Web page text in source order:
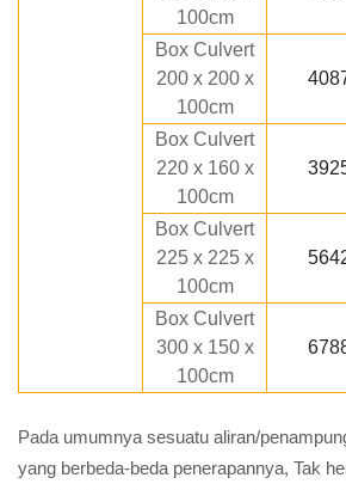
100cm
Box Culvert
200 x 200 x
100cm
Box Culvert
220 x 160 x
100cm
Box Culvert
225 x 225 x
100cm
Box Culvert
300 x 150 x
100cm
Pada umumnya sesuatu aliran/
yang berbeda-beda penerapannya, Tak